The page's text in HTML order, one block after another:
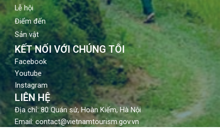
Lễ hội
Điểm đến
Sản vật
KẾT NỐI VỚI CHÚNG TÔI
Facebook
Youtube
Instagram
LIÊN HỆ
Địa chỉ: 80 Quán sứ, Hoàn Kiếm, Hà Nội
Email: contact@vietnamtourism.gov.vn